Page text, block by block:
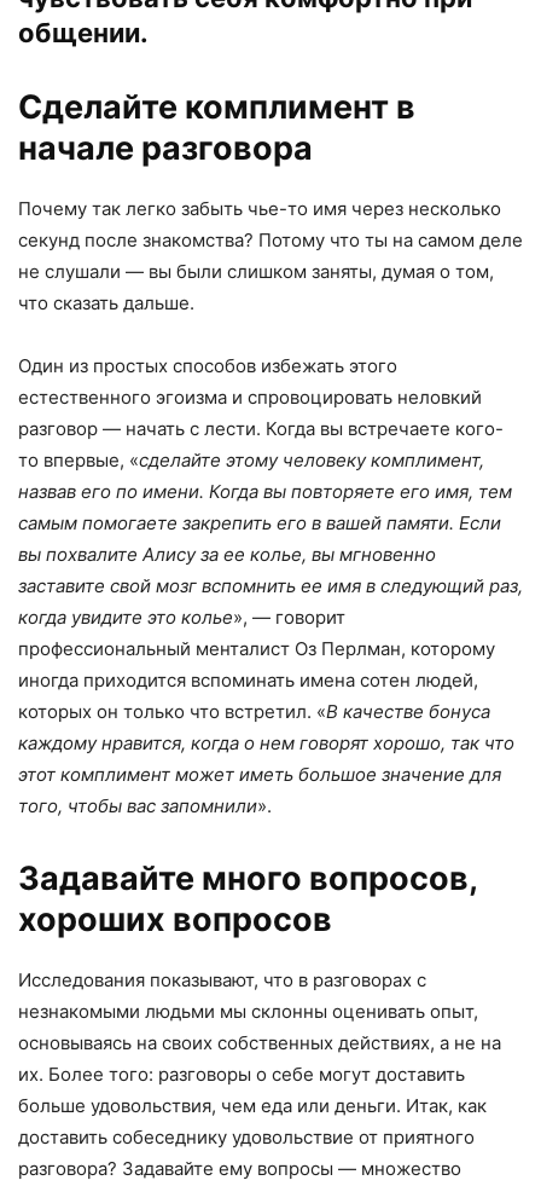
общении.
Сделайте комплимент в
начале разговора
Почему так легко забыть чье-то имя через несколько
секунд после знакомства? Потому что ты на самом деле
не слушали — вы были слишком заняты, думая о том,
что сказать дальше.
Один из простых способов избежать этого
естественного эгоизма и спровоцировать неловкий
разговор — начать с лести. Когда вы встречаете кого-
то впервые, «сделайте этому человеку комплимент,
назвав его по имени. Когда вы повторяете его имя, тем
самым помогаете закрепить его в вашей памяти. Если
вы похвалите Алису за ее колье, вы мгновенно
заставите свой мозг вспомнить ее имя в следующий раз,
когда увидите это колье», — говорит
профессиональный менталист Оз Перлман, которому
иногда приходится вспоминать имена сотен людей,
которых он только что встретил. «В качестве бонуса
каждому нравится, когда о нем говорят хорошо, так что
этот комплимент может иметь большое значение для
того, чтобы вас запомнили».
Задавайте много вопросов,
хороших вопросов
Исследования показывают, что в разговорах с
незнакомыми людьми мы склонны оценивать опыт,
основываясь на своих собственных действиях, а не на
их. Более того: разговоры о себе могут доставить
больше удовольствия, чем еда или деньги. Итак, как
доставить собеседнику удовольствие от приятного
разговора? Задавайте ему вопросы — множество